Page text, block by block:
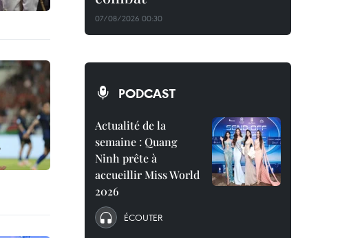
07/08/2026 00:30
PODCAST
Actualité de la
semaine : Quang
Ninh prête à
accueillir Miss World
2026
ÉCOUTER